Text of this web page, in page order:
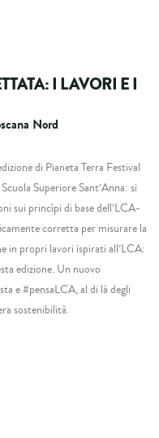
I LAVORI E I
Nord
di Pianeta Terra Festival
Superiore Sant’Anna: si
sui princìpi di base dell’LCA-
corretta per misurare la
in propri lavori ispirati all’LCA:
edizione. Un nuovo
e #pensaLCA, al di là degli
sostenibilità.